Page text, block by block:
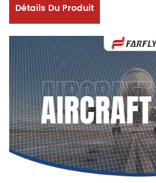
Détails Du Produit